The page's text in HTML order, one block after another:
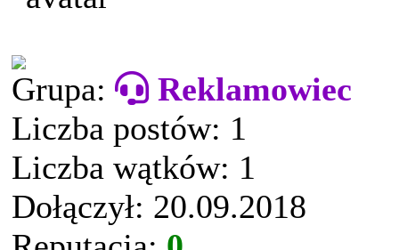
Grupa:
Reklamowiec
Liczba postów: 1
Liczba wątków: 1
Dołączył: 20.09.2018